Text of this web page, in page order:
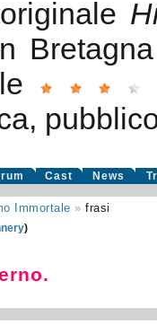
Cast News
Immortale »frasi
)